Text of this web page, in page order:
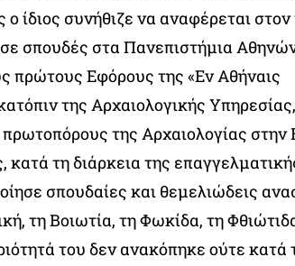
ίδιος συνήθιζε να αναφέρεται στον
σπουδές στα Πανεπιστήμια
πρώτους Εφόρους της «Εν Αθήναις
της Αρχαιολογικής
της Αρχαιολογίας στην
τη διάρκεια της
σπουδαίες και θεμελιώδεις
τη Βοιωτία, τη Φωκίδα, τη
του δεν ανακόπηκε ούτε κατά